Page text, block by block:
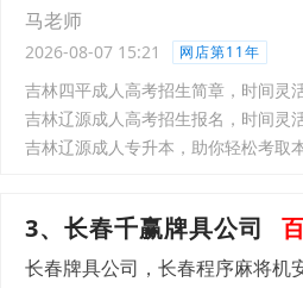
马老师
2026-08-07 15:21 网店第11年
吉林四平成人高考招生简章，时间灵
吉林辽源成人高考招生报名，时间灵
吉林辽源成人专升本，助你轻松考取
3、长春千赢牌具公司
长春牌具公司，长春程序麻将机